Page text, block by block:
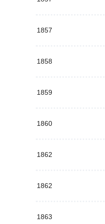
1857
1858
1859
1860
1862
1862
1863